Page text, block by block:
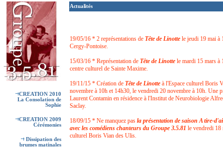
CREATION 2010
La Consolation de
Sophie
CREATION 2009
Cérémonies
Dissipation des
brumes matinales
Actualités
19/05/16 * 2 représentations de Tête de Linotte le jeudi 19 mai à
Cergy-Pontoise.
15/03/16 * Représentation de Tête de Linotte le mardi 15 mars à
centre culturel de Sainte Maxime.
19/11/15 * Création de Tête de Linotte à l'Espace culturel Boris
novembre à 10h et 14h30, le vendredi 20 novembre à 10h. Une
Laurent Contamin en résidence à l'Institut de Neurobiologie
Saclay.
18/09/15 * Ne manquez pas la présentation de saison A tire-
avec les comédiens chanteurs du Groupe 3.5.81 le vendredi 18
culturel Boris Vian des Ulis.